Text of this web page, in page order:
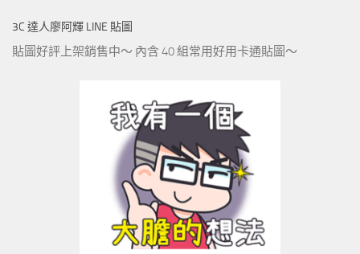
3C 達人廖阿輝 LINE 貼圖
貼圖好評上架銷售中～ 內含 40 組常用好用卡通貼圖～